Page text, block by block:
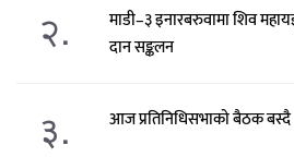
२.
माडी–३ इनारबरुवामा शिव
दान सङ्कलन
३. आज प्रतिनिधिसभाको बैठक बस्दै